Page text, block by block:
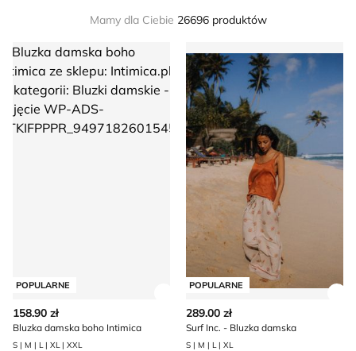
Mamy dla Ciebie 26696 produktów
damska boho Intimica
POPULARNE
158.90 zł
Bluzka damska boho Intimica
S | M | L | XL | XXL
Surf Inc. - Bluzka damska
POPULARNE
289.00 zł
Surf Inc. - Bluzka damska
S | M | L | XL